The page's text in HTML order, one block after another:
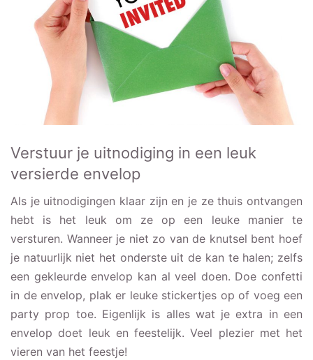
Verstuur je uitnodiging in een leuk
versierde envelop
Als je uitnodigingen klaar zijn en je ze thuis ontvangen
hebt is het leuk om ze op een leuke manier te
versturen. Wanneer je niet zo van de knutsel bent hoef
je natuurlijk niet het onderste uit de kan te halen; zelfs
een gekleurde envelop kan al veel doen. Doe confetti
in de envelop, plak er leuke stickertjes op of voeg een
party prop toe. Eigenlijk is alles wat je extra in een
envelop doet leuk en feestelijk. Veel plezier met het
vieren van het feestje!